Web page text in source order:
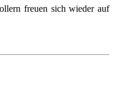
freuen sich wieder auf